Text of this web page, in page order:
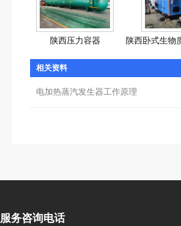
陕西压力容器 陕西卧式生物
相关资料
电加热蒸汽发生器工作原理
服务咨询电话